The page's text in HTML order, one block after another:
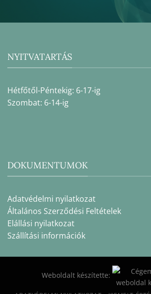
NYITVATARTÁS
Hétfőtől-Péntekig: 6-17-ig
Szombat: 6-14-ig
DOKUMENTUMOK
Adatvédelmi nyilatkozat
Általános Szerződési Feltételek
Elállási nyilatkozat
Szállítási információk
Weboldalt készítette: